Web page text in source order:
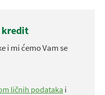
kredit
i mi ćemo Vam se
ličnih podataka i